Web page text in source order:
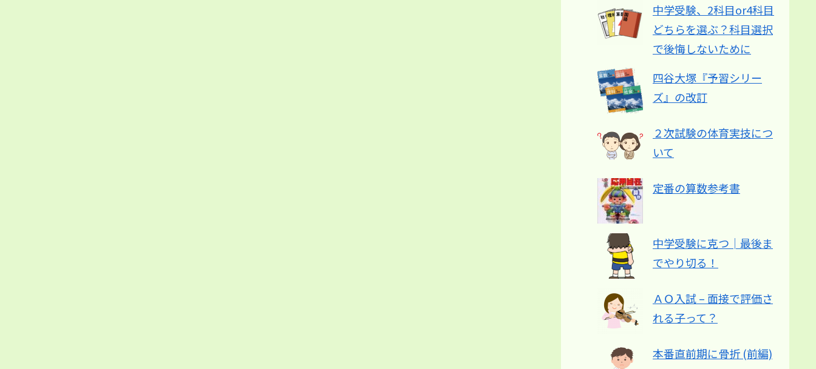
中学受験、2科目or4科目
どちらを選ぶ？科目選択
で後悔しないために
四谷大塚『予習シリー
ズ』の改訂
２次試験の体育実技につ
いて
定番の算数参考書
中学受験に克つ│最後ま
でやり切る！
ＡＯ入試 – 面接で評価さ
れる子って？
本番直前期に骨折 (前編)